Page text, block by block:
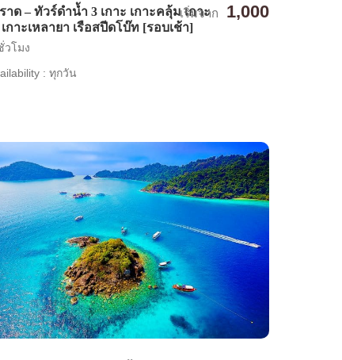
าด – ทัวร์ดำน้ำ 3 เกาะ เกาะคลุ้ม เกาะ
กาะเหลายา เรือสปีดโบ๊ท [รอบเช้า]
เริ่มจาก 1,000
วโมง
: ทุกวัน